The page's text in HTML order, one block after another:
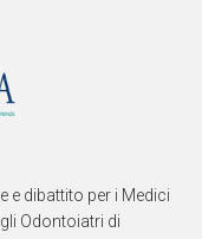
e dibattito per i Medici
Odontoiatri di